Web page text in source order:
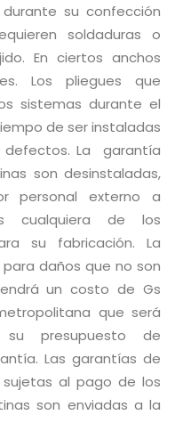
su confección
soldaduras o
En ciertos anchos
Los pliegues que
sistemas durante el
de ser instaladas
La garantía
son desinstaladas,
personal externo a
cualquiera de los
su fabricación. La
daños que no son
un costo de Gs
que será
presupuesto de
Las garantías de
al pago de los
son enviadas a la